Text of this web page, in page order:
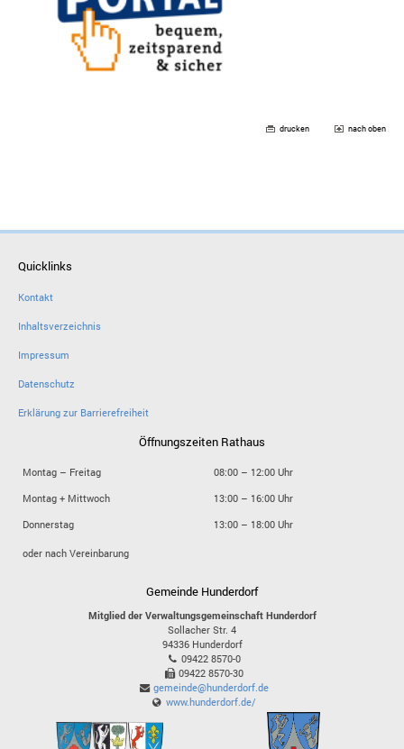
drucken nach oben
Quicklinks
Kontakt
Inhaltsverzeichnis
Impressum
Datenschutz
Erklärung zur Barrierefreiheit
Öffnungszeiten Rathaus
Montag – Freitag
08:00 – 12:00 Uhr
Montag + Mittwoch
13:00 – 16:00 Uhr
Donnerstag
13:00 – 18:00 Uhr
oder nach Vereinbarung
Gemeinde Hunderdorf
Mitglied der Verwaltungsgemeinschaft Hunderdorf
Sollacher Str. 4
94336 Hunderdorf
09422 8570-0
09422 8570-30
gemeinde@hunderdorf.de
www.hunderdorf.de/